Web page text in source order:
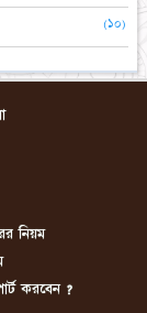
(১০)
নিয়ম
করবেন ?